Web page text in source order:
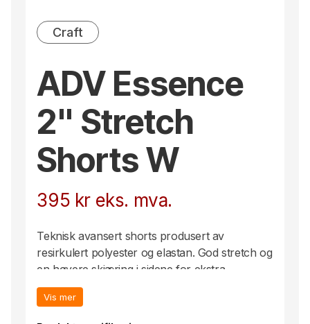
Craft
ADV Essence
2" Stretch
Shorts W
395 kr eks. mva.
Teknisk avansert shorts produsert av
resirkulert polyester og elastan. God stretch og
en høyere skjæring i sidene for ekstra
bevegelsesfrihet. Passer til de fleste intensive
fysiske aktiviteter.
Vis mer